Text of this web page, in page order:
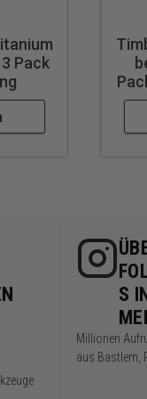
Pack
S
Millionen
aus Bastlern,